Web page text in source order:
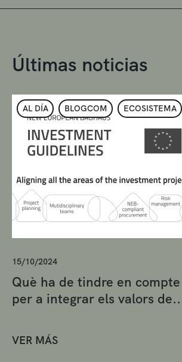
Últimas noticias
AL DÍA BLOGCOM ECOSISTEMA
15/10/2024
Què ha de tindre en
per a integrar els valors
VER MÁS